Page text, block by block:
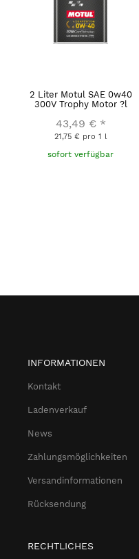
2 Liter Motul SAE 0w40
300V Trophy Motor ?l
43,49 € *
21,75 € pro 1 l
sofort verfügbar
INFORMATIONEN
Kontakt
Ladenverkauf
News
Zahlungsmöglichkeiten
Versandinformationen
Rücksendung
RECHTLICHES